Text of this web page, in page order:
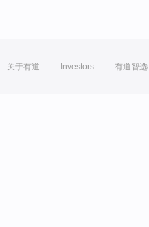
关于有道 Investors 有道智选